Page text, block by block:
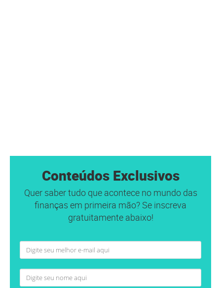
Conteúdos Exclusivos
Quer saber tudo que acontece no mundo das
finanças em primeira mão? Se inscreva
gratuitamente abaixo!